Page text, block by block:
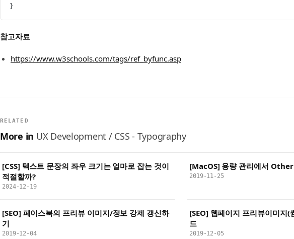
}
참고자료
https://www.w3schools.com/tags/ref_byfunc.asp
RELATED
More in UX Development / CSS - Typography
[CSS] 텍스트 문장의 좌우 크기는 얼마로 잡는 것이
적절할까?
2024-12-19
[MacOS] 용량 관리에서
2019-11-25
[SEO] 페이스북의 프리뷰 이미지/정보 강제 갱신하
기
2019-12-04
[SEO] 웹페이지 프리뷰이미지(
드
2019-12-05